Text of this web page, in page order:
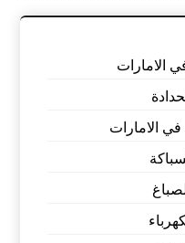
الامارات
الامارات